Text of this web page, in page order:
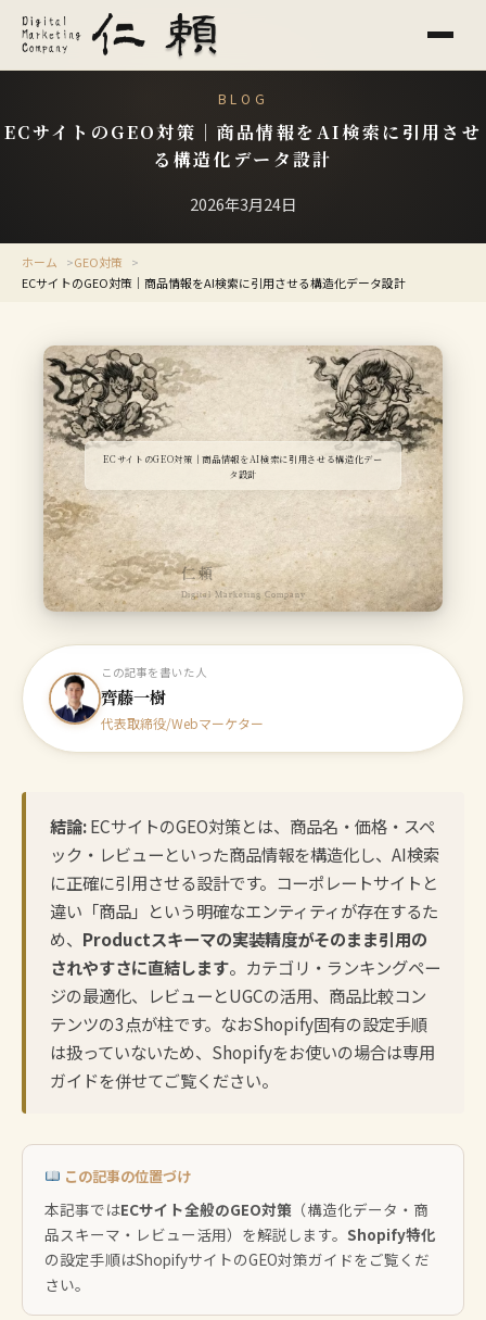
BLOG
ECサイトのGEO対策｜商品情報をAI検索に引用させ
る構造化データ設計
2026年3月24日
ホーム
GEO対策
ECサイトのGEO対策｜商品情報をAI検索に引用させる構造化データ設計
ECサイトのGEO対策｜商品情報をAI検索に引用させる構造化デー
タ設計
仁頼
Digital Marketing Company
この記事を書いた人
齊藤一樹
代表取締役/Webマーケター
結論:ECサイトのGEO対策とは、商品名・価格・スペ
ック・レビューといった商品情報を構造化し、AI検索
に正確に引用させる設計です。コーポレートサイトと
違い「商品」という明確なエンティティが存在するた
め、 Productスキーマの実装精度がそのまま引用の
されやすさに直結します。カテゴリ・ランキングペー
ジの最適化、レビューとUGCの活用、商品比較コン
テンツの3点が柱です。なおShopify固有の設定手順
は扱っていないため、Shopifyをお使いの場合は専用
ガイドを併せてご覧ください。
この記事の位置づけ
本記事ではECサイト全般のGEO対策 （構造化データ・商
品スキーマ・レビュー活用）を解説します。 Shopify特化
の設定手順はShopifyサイトのGEO対策ガイドをご覧くだ
さい。